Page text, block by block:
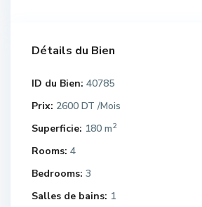
Détails du Bien
ID du Bien: 40785
Prix: 2600 DT /Mois
Superficie: 180 m2
Rooms: 4
Bedrooms: 3
Salles de bains: 1